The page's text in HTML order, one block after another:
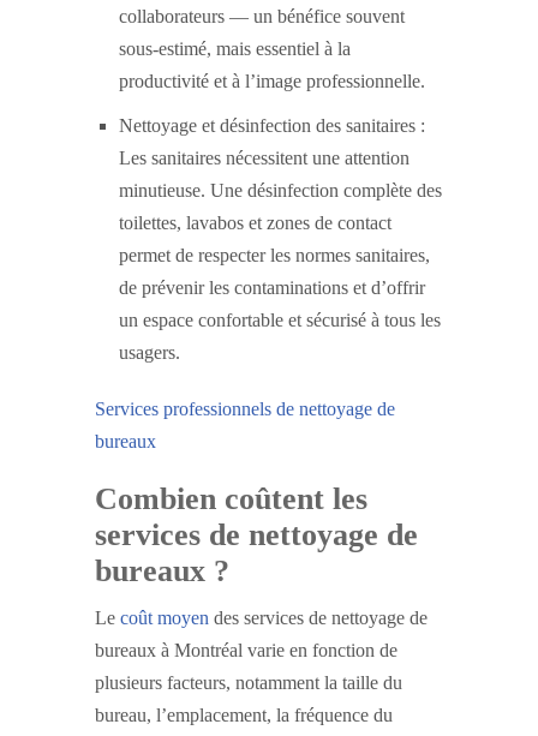
collaborateurs — un bénéfice souvent
sous-estimé, mais essentiel à la
productivité et à l’image professionnelle.
Nettoyage et désinfection des sanitaires :
Les sanitaires nécessitent une attention
minutieuse. Une désinfection complète des
toilettes, lavabos et zones de contact
permet de respecter les normes sanitaires,
de prévenir les contaminations et d’offrir
un espace confortable et sécurisé à tous les
usagers.
Services professionnels de nettoyage de
bureaux
Combien coûtent les
services de nettoyage de
bureaux ?
Le coût moyen des services de nettoyage de
bureaux à Montréal varie en fonction de
plusieurs facteurs, notamment la taille du
bureau, l’emplacement, la fréquence du